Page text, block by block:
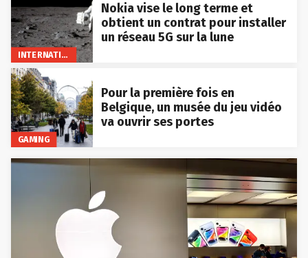
INTERNATIONAL
Nokia vise le long terme et
obtient un contrat pour installer
un réseau 5G sur la lune
GAMING
Pour la première fois en
Belgique, un musée du jeu vidéo
va ouvrir ses portes